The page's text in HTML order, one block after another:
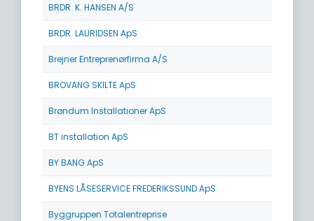
BRDR. K. HANSEN A/S
BRDR. LAURIDSEN ApS
Brejner Entreprenørfirma A/S
BROVANG SKILTE ApS
Brøndum Installationer ApS
BT installation ApS
BY BANG ApS
BYENS LÅSESERVICE FREDERIKSSUND ApS
Byggruppen Totalentreprise